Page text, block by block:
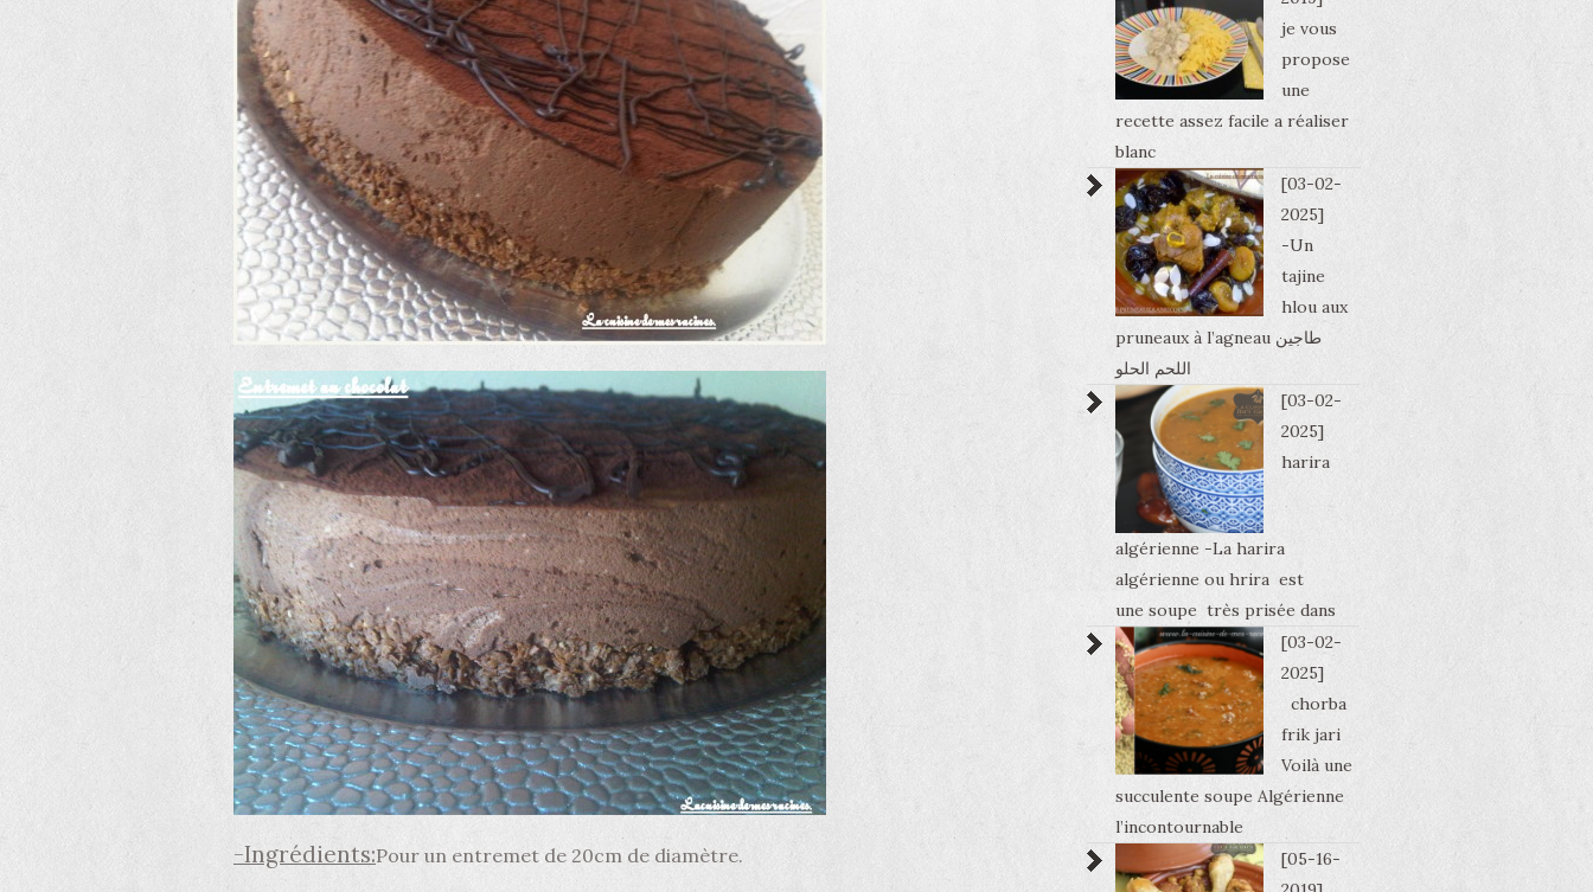
-Ingrédients:Pour un entremet de 20cm de diamètre.
je vous
propose
une
recette assez facile a réaliser
blanc
[03-02-
2025]
-Un
tajine
hlou aux
pruneaux à l’agneau طاجين
اللحم الحلو
[03-02-
2025]
harira
algérienne -La harira
algérienne ou hrira est
une soupe très prisée dans
[03-02-
2025]
chorba
frik jari
Voilà une
succulente soupe Algérienne
l’incontournable
[05-16-